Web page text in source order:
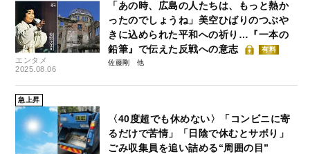
エンタメ
2025.08.06
「あの時、広島の人たちは、もっと熱か
ったのでしょうね」美空ひばりのつぶや
きに込められた平和への祈り…『一本の
鉛筆』で伝えた反戦への意志
有料
佐藤剛
急上昇
〈40度超でも休めない〉「コンビニに寄
るだけで苦情」「日陰で休むとサボり」
ごみ収集員を追い詰める“周囲の目”